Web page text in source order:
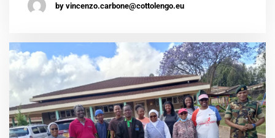
by vincenzo.carbone@cottolengo.eu